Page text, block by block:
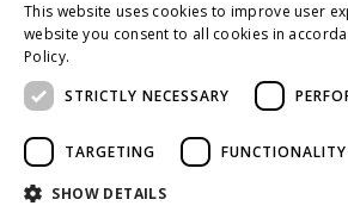
Newsletter abonnieren
This website uses cookies to improve user
website you consent to all cookies in
Policy.
STRICTLY NECESSARY
TARGETING FUNCTIONALITY
SHOW DETAILS